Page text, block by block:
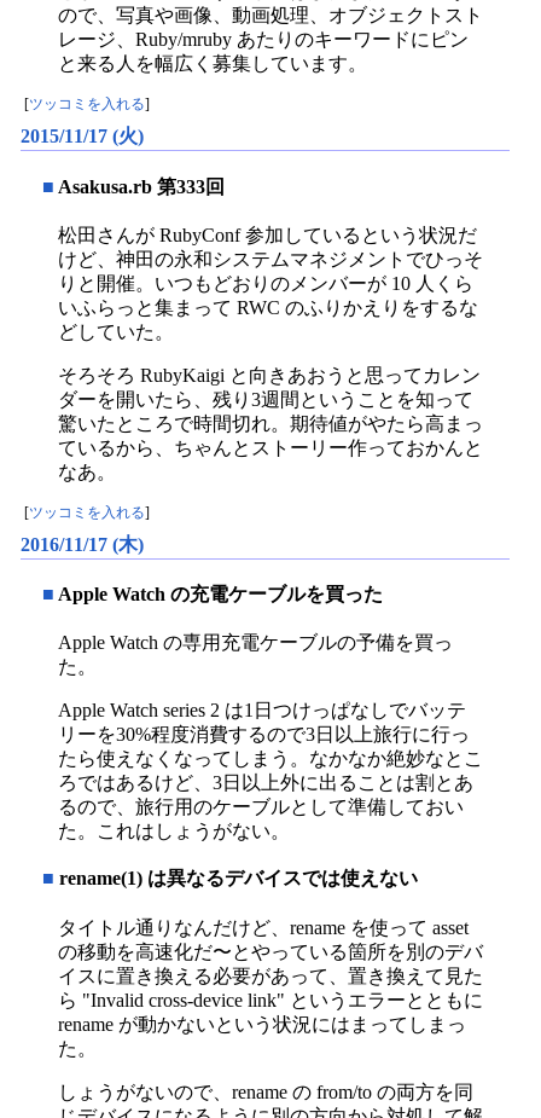
ので、写真や画像、動画処理、オブジェクトスト
レージ、Ruby/mruby あたりのキーワードにピン
と来る人を幅広く募集しています。
ツッコミを入れる
2015/11/17 (火)
■ Asakusa.rb 第333回
松田さんが RubyConf 参加しているという状況だ
けど、神田の永和システムマネジメントでひっそ
りと開催。いつもどおりのメンバーが 10 人くら
いふらっと集まって RWC のふりかえりをするな
どしていた。
そろそろ RubyKaigi と向きあおうと思ってカレン
ダーを開いたら、残り3週間ということを知って
驚いたところで時間切れ。期待値がやたら高まっ
ているから、ちゃんとストーリー作っておかんと
なあ。
[ツッコミを入れる]
2016/11/17 (木)
■ Apple Watch の充電ケーブルを買った
Apple Watch の専用充電ケーブルの予備を買っ
た。
Apple Watch series 2 は1日つけっぱなしでバッテ
リーを30%程度消費するので3日以上旅行に行っ
たら使えなくなってしまう。なかなか絶妙なとこ
ろではあるけど、3日以上外に出ることは割とあ
るので、旅行用のケーブルとして準備しておい
た。これはしょうがない。
■ rename(1) は異なるデバイスでは使えない
タイトル通りなんだけど、rename を使って asset
の移動を高速化だ〜とやっている箇所を別のデバ
イスに置き換える必要があって、置き換えて見た
ら "Invalid cross-device link" というエラーとともに
rename が動かないという状況にはまってしまっ
た。
しょうがないので、rename の from/to の両方を同